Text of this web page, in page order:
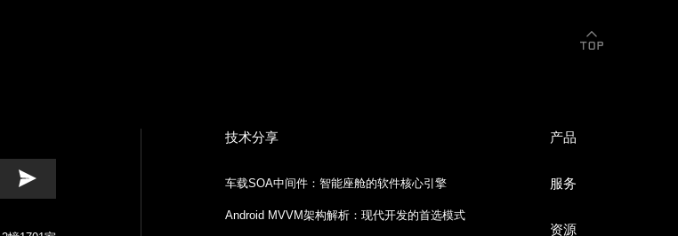
技术分享
车载SOA中间件：智能座舱的软件核心引擎
Android MVVM架构解析：现代开发的首选模式
产品
服务
资源